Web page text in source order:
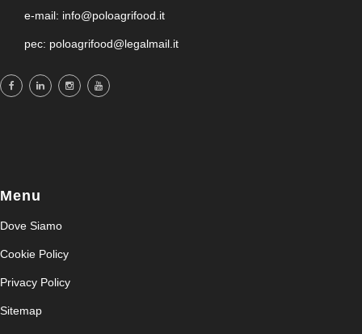
e-mail: info@poloagrifood.it
pec: poloagrifood@legalmail.it
Menu
Dove Siamo
Cookie Policy
Privacy Policy
Sitemap